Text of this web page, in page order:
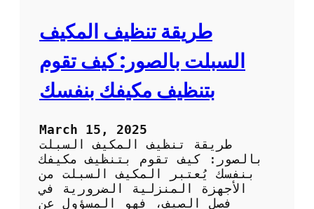
ر
د
ح
ر
ا
و
ي
ل
ص
ر
:
طريقة تنظيف المكيف
السبلت بالصور: كيف تقوم
بتنظيف مكيفك بنفسك
March 15, 2025
طريقة تنظيف المكيف السبلت
بالصور: كيف تقوم بتنظيف مكيفك
بنفسك يُعتبر المكيف السبلت من
الأجهزة المنزلية الضرورية في
فصل الصيف، فهو المسؤول عن